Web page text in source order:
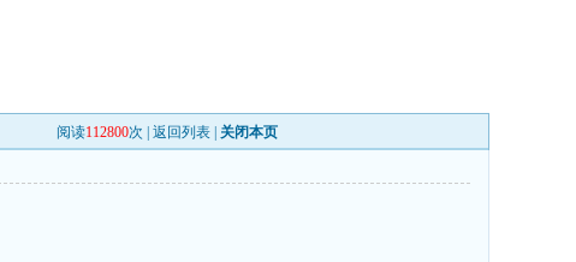
阅读112800次 | 返回列表 关闭本页